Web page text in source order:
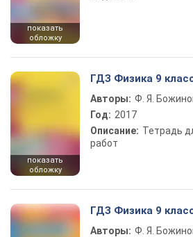
показать
обложку
показать
обложку
ГДЗ Физика 9
Авторы: Ф. Я.
Год: 2017
Описание: Тетрадь
работ
ГДЗ Физика 9
Авторы: Ф. Я.